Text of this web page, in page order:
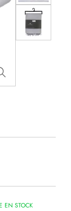
EN STOCK